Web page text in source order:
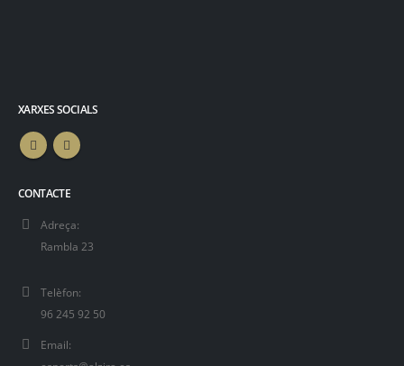
XARXES SOCIALS
CONTACTE
Adreça:
Rambla 23
Telèfon:
96 245 92 50
Email: